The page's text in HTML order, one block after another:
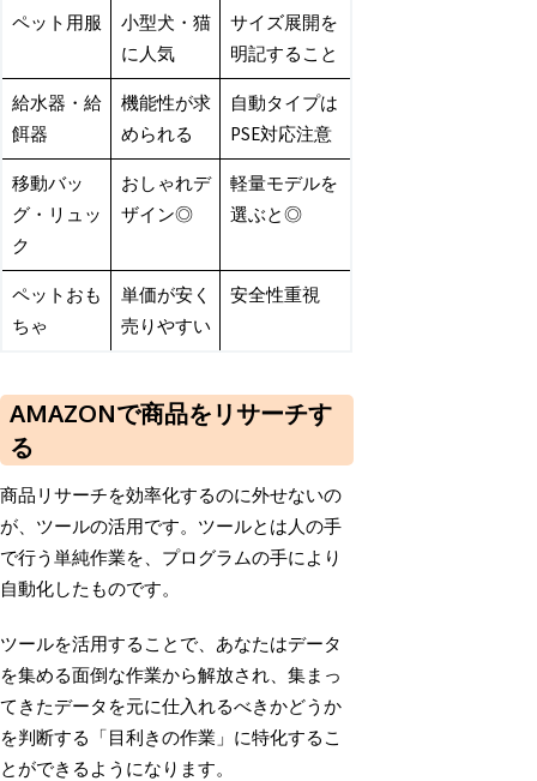
ペット用服
小型犬・猫
に人気
サイズ展開を
明記すること
給水器・給
餌器
機能性が求
められる
自動タイプは
PSE対応注意
移動バッ
グ・リュッ
ク
おしゃれデ
ザイン◎
軽量モデルを
選ぶと◎
ペットおも
ちゃ
単価が安く
売りやすい
安全性重視
AMAZONで商品をリサーチす
る
商品リサーチを効率化するのに外せないの
が、ツールの活用です。ツールとは人の手
で行う単純作業を、プログラムの手により
自動化したものです。
ツールを活用することで、あなたはデータ
を集める面倒な作業から解放され、集まっ
てきたデータを元に仕入れるべきかどうか
を判断する「目利きの作業」に特化するこ
とができるようになります。